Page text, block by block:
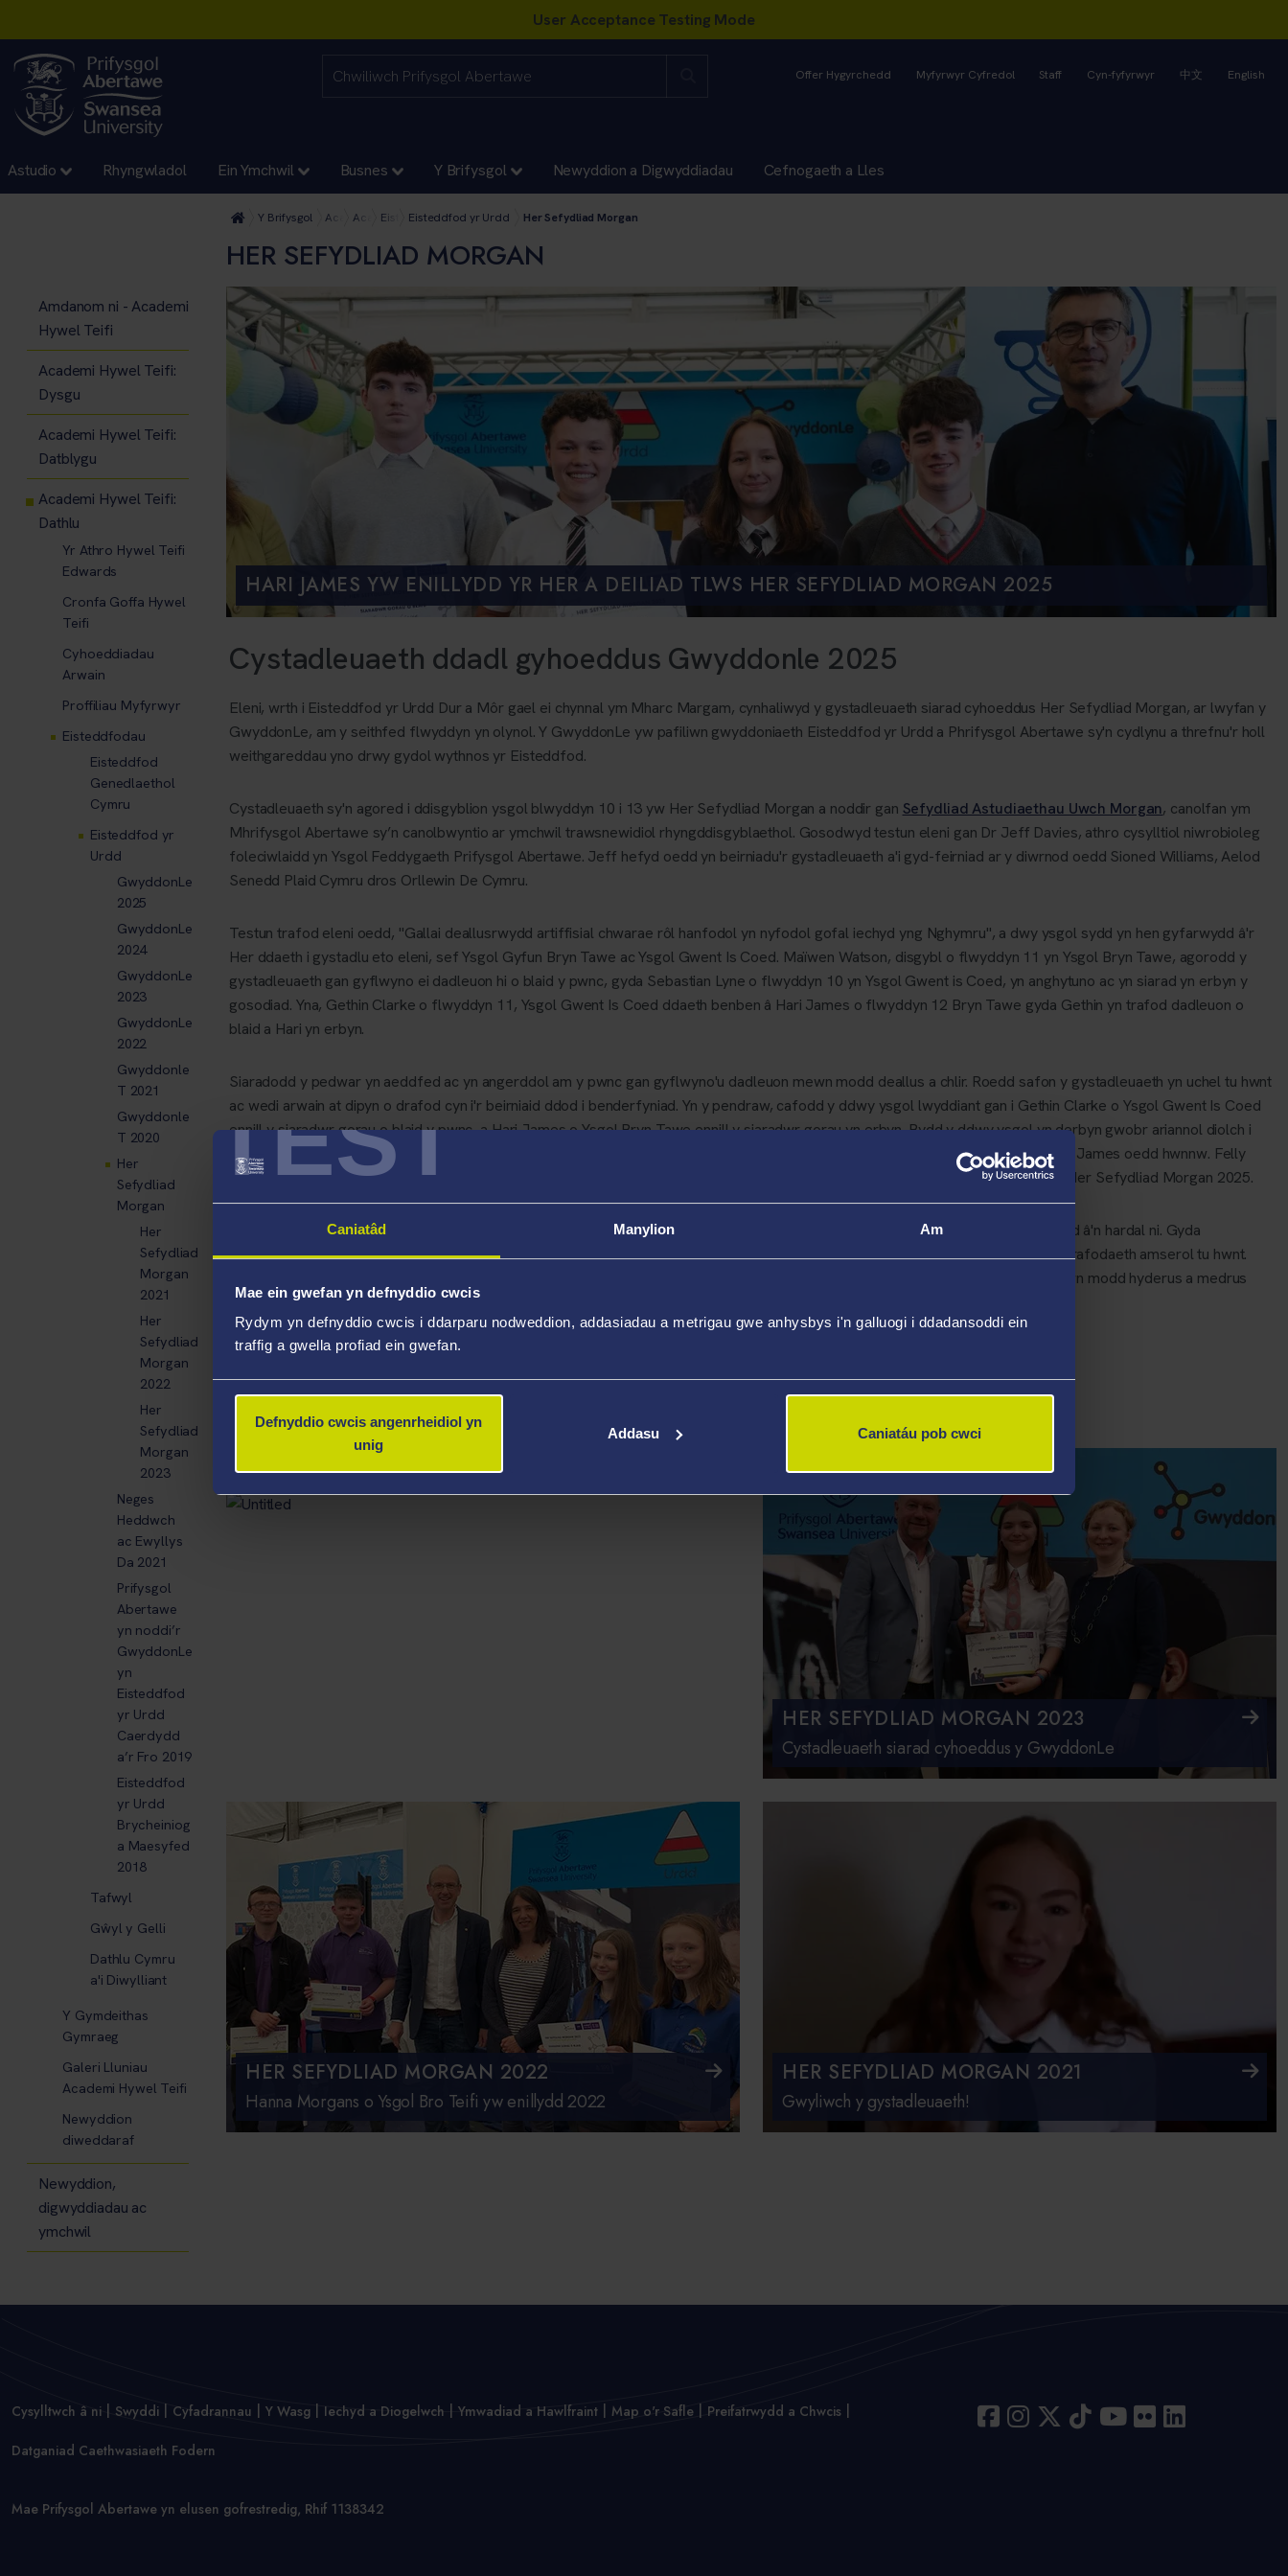
TEST
Caniatâd Manylion Am
Mae ein gwefan yn defnyddio cwcis
Rydym yn defnyddio cwcis i ddarparu nodweddion, addasiadau a metrigau gwe anhysbys i'n galluogi i ddadansoddi ein
traffig a gwella profiad ein gwefan.
Defnyddio cwcis angenrheidiol yn
unig
Addasu Caniatáu pob cwci
Offer Hygyrchedd Myfyrwyr Cyfredol Staff Cyn-fyfyrwyr 中文 English
Astudio Rhyngwladol Ein Ymchwil Busnes Y Brifysgol Newyddion a Digwyddiadau Cefnogaeth a Lles
Y Brifysgol Academi Hywel Teifi
Academi Hywel Teifi: Dathlu
Eisteddfodau
Eisteddfod yr Urdd Her Sefydliad Morgan
HER SEFYDLIAD MORGAN
HARI JAMES YW ENILLYDD YR HER A DEILIAD TLWS HER SEFYDLIAD MORGAN 2025
Cystadleuaeth ddadl gyhoeddus Gwyddonle 2025
Eleni, wrth i Eisteddfod yr Urdd Dur a Môr gael ei chynnal ym Mharc Margam, cynhaliwyd y gystadleuaeth siarad cyhoeddus Her Sefydliad Morgan, ar lwyfan y
GwyddonLe, am y seithfed flwyddyn yn olynol. Y GwyddonLe yw pafiliwn gwyddoniaeth Eisteddfod yr Urdd a Phrifysgol Abertawe sy'n cydlynu a threfnu'r holl
weithgareddau yno drwy gydol wythnos yr Eisteddfod.
Cystadleuaeth sy'n agored i ddisgyblion ysgol blwyddyn 10 i 13 yw Her Sefydliad Morgan a noddir gan Sefydliad Astudiaethau Uwch Morgan, canolfan ym
Mhrifysgol Abertawe sy’n canolbwyntio ar ymchwil trawsnewidiol rhyngddisgyblaethol. Gosodwyd testun eleni gan Dr Jeff Davies, athro cysylltiol niwrobioleg
foleciwlaidd yn Ysgol Feddygaeth Prifysgol Abertawe. Jeff hefyd oedd yn beirniadu'r gystadleuaeth a'i gyd-feirniad ar y diwrnod oedd Sioned Williams, Aelod
Senedd Plaid Cymru dros Orllewin De Cymru.
Testun trafod eleni oedd, "Gallai deallusrwydd artiffisial chwarae rôl hanfodol yn nyfodol gofal iechyd yng Nghymru", a dwy ysgol sydd yn hen gyfarwydd â'r
Her ddaeth i gystadlu eto eleni, sef Ysgol Gyfun Bryn Tawe ac Ysgol Gwent Is Coed. Maïwen Watson, disgybl o flwyddyn 11 yn Ysgol Bryn Tawe, agorodd y
gystadleuaeth gan gyflwyno ei dadleuon hi o blaid y pwnc, gyda Sebastian Lyne o flwyddyn 10 yn Ysgol Gwent is Coed, yn anghytuno ac yn siarad yn erbyn y
gosodiad. Yna, Gethin Clarke o flwyddyn 11, Ysgol Gwent Is Coed ddaeth benben â Hari James o flwyddyn 12 Bryn Tawe gyda Gethin yn trafod dadleuon o
blaid a Hari yn erbyn.
Siaradodd y pedwar yn aeddfed ac yn angerddol am y pwnc gan gyflwyno'u dadleuon mewn modd deallus a chlir. Roedd safon y gystadleuaeth yn uchel tu hwnt
ac wedi arwain at dipyn o drafod cyn i'r beirniaid ddod i benderfyniad. Yn y pendraw, cafodd y ddwy ysgol lwyddiant gan i Gethin Clarke o Ysgol Gwent Is Coed
ennill y siaradwr gorau o blaid y pwnc, a Hari James o Ysgol Bryn Tawe ennill y siaradwr gorau yn erbyn. Bydd y ddwy ysgol yn derbyn gwobr ariannol diolch i
lwyddiant y bechgyn. O'r ddau fachgen, dim ond un oedd yn gallu ennill yr Her yn gyfan gwbl a phenderfynodd y beirniaid mai Hari James oedd hwnnw. Felly
bydd Hari yn derbyn gwobr ychwanegol o brofiad gwaith o'i ddewis, wedi'i drefnu gan Academi Hywel Teifi ac ef yw deiliad tlws Her Sefydliad Morgan 2025.
Meddai Dr Jeff Davies, "Roedd hi'n brofiad gwych beirniadu Her Sefydliad Morgan eleni yn enwedig gyda'r Eisteddfod yn ymweld â'n hardal ni. Gyda
deallusrwydd artiffisial yn chwarae rôl gynyddol yn ein bywydau pob dydd, roedd gosod hwn yng nghyd-destun gofal iechyd yn drafodaeth amserol tu hwnt.
Roedd hi'n amlwg bod gwaith paratoi trylwyr tu ôl i ddadleuon yr holl gystadleuwyr, a phob un ohonynt wedi mynegi eu hunain mewn modd hyderus a medrus
gan greu dipyn o benbleth i ni fel beirniaid! Gyda safon mor uchel, roedd y penderfyniad yn anodd ond Hari aeth â hi yn y diwedd."
Lluniau Gwyddonle 2024
HER SEFYDLIAD MORGAN 2023
Cystadleuaeth siarad cyhoeddus y GwyddonLe
HER SEFYDLIAD MORGAN 2022
Hanna Morgans o Ysgol Bro Teifi yw enillydd 2022
HER SEFYDLIAD MORGAN 2021
Gwyliwch y gystadleuaeth!
Amdanom ni - Academi
Hywel Teifi
Academi Hywel Teifi:
Dysgu
Academi Hywel Teifi:
Datblygu
Academi Hywel Teifi:
Dathlu
Yr Athro Hywel Teifi
Edwards
Cronfa Goffa Hywel
Teifi
Cyhoeddiadau
Arwain
Proffiliau Myfyrwyr
Eisteddfodau
Eisteddfod
Genedlaethol
Cymru
Eisteddfod yr
Urdd
GwyddonLe
2025
GwyddonLe
2024
GwyddonLe
2023
GwyddonLe
2022
Gwyddonle
T 2021
Gwyddonle
T 2020
Her
Sefydliad
Morgan
Her
Sefydliad
Morgan
2021
Her
Sefydliad
Morgan
2022
Her
Sefydliad
Morgan
2023
Neges
Heddwch
ac Ewyllys
Da 2021
Prifysgol
Abertawe
yn noddi’r
GwyddonLe
yn
Eisteddfod
yr Urdd
Caerdydd
a’r Fro 2019
Eisteddfod
yr Urdd
Brycheiniog
a Maesyfed
2018
Tafwyl
Gŵyl y Gelli
Dathlu Cymru
a'i Diwylliant
Y Gymdeithas
Gymraeg
Galeri Lluniau
Academi Hywel Teifi
Newyddion
diweddaraf
Newyddion,
digwyddiadau ac
ymchwil
Cysylltwch â ni Swyddi Cyfadrannau Y Wasg Iechyd a Diogelwch Ymwadiad a Hawlfraint Map o'r Safle Preifatrwydd a Chwcis
Datganiad Caethwasiaeth Fodern
Mae Prifysgol Abertawe yn elusen gofrestredig, Rhif 1138342